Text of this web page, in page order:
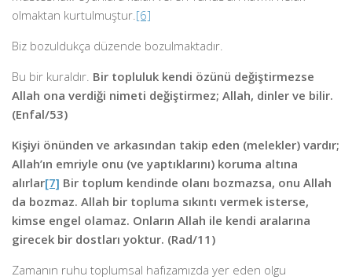
olmaktan kurtulmuştur.[6]
Biz bozuldukça düzende bozulmaktadır.
Bu bir kuraldır. Bir topluluk kendi özünü değiştirmezse
Allah ona verdiği nimeti değiştirmez; Allah, dinler ve bilir.
(Enfal/53)
Kişiyi önünden ve arkasından takip eden (melekler) vardır;
Allah’ın emriyle onu (ve yaptıklarını) koruma altına
alırlar[7] Bir toplum kendinde olanı bozmazsa, onu Allah
da bozmaz. Allah bir topluma sıkıntı vermek isterse,
kimse engel olamaz. Onların Allah ile kendi aralarına
girecek bir dostları yoktur. (Rad/11)
Zamanın ruhu toplumsal hafızamızda yer eden olgu